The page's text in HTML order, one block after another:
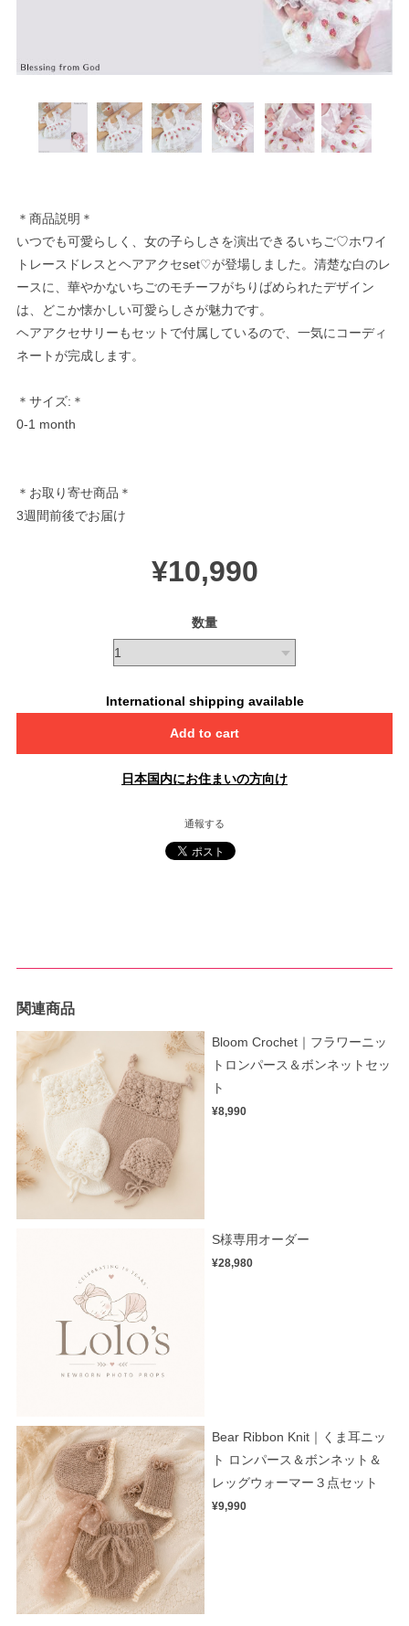
＊商品説明＊
いつでも可愛らしく、女の子らしさを演出できるいちご♡ホワイ
トレースドレスとヘアアクセset♡が登場しました。清楚な白のレ
ースに、華やかないちごのモチーフがちりばめられたデザイン
は、どこか懐かしい可愛らしさが魅力です。
ヘアアクセサリーもセットで付属しているので、一気にコーディ
ネートが完成します。
＊サイズ:＊
0-1 month
＊お取り寄せ商品＊
3週間前後でお届け
¥10,990
数量
International shipping available
Add to cart
日本国内にお住まいの方向け
通報する
関連商品
Bloom Crochet｜フラワーニッ
トロンパース＆ボンネットセッ
ト
¥8,990
S様専用オーダー
¥28,980
Bear Ribbon Knit｜くま耳ニッ
ト ロンパース＆ボンネット＆
レッグウォーマー３点セット
¥9,990